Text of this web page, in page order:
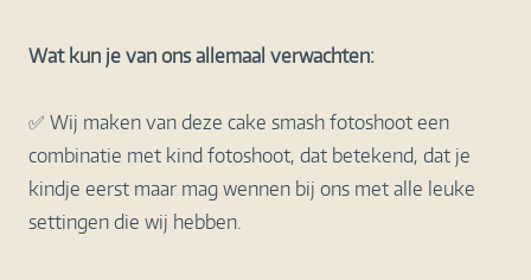
Wat kun je van ons allemaal verwachten:
✅ Wij maken van deze cake smash fotoshoot een
combinatie met kind fotoshoot, dat betekend, dat je
kindje eerst maar mag wennen bij ons met alle leuke
settingen die wij hebben.